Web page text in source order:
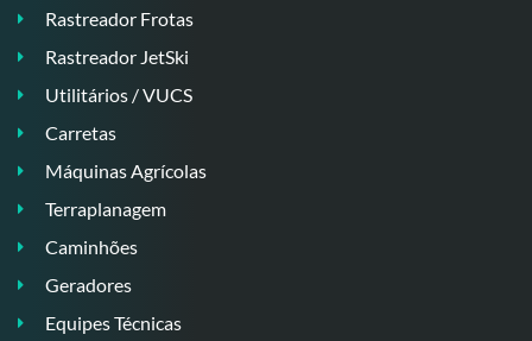
Rastreador Frotas
Rastreador JetSki
Utilitários / VUCS
Carretas
Máquinas Agrícolas
Terraplanagem
Caminhões
Geradores
Equipes Técnicas